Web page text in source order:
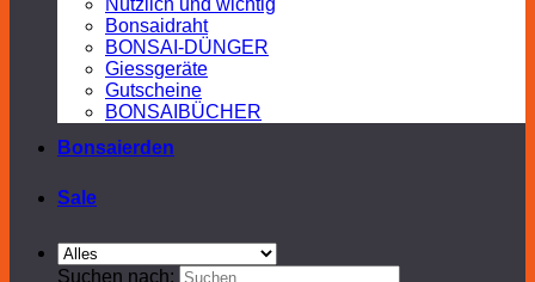
Nützlich und wichtig
Bonsaidraht
BONSAI-DÜNGER
Giessgeräte
Gutscheine
BONSAIBÜCHER
Bonsaierden
Sale
Suchen nach: